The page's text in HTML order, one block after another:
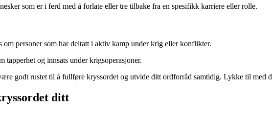
som er i ferd med å forlate eller tre tilbake fra en spesifikk karriere eller rolle.
om personer som har deltatt i aktiv kamp under krig eller konflikter.
tapperhet og innsats under krigsoperasjoner.
godt rustet til å fullføre kryssordet og utvide ditt ordforråd samtidig. Lykke til med
ditt